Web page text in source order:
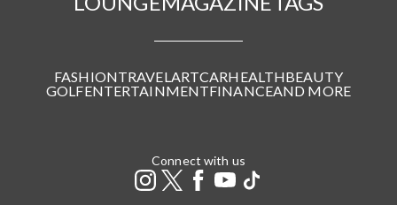
FASHIONTRAVEL ARTCARHEALTHBEAUTY
GOLFENTERTAINMENTFINANCEAND MORE
Connect with us